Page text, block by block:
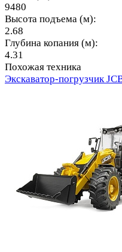
9480
Высота подъема (м):
2.68
Глубина копания (м):
4.31
Похожая техника
Экскаватор-погрузчик